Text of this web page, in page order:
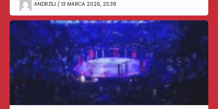
ANDRZEJ / 13 MARCA 2026, 23:38